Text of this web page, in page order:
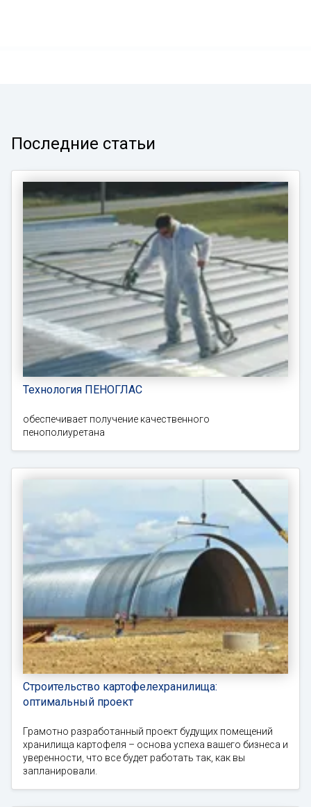
Последние статьи
Технология ПЕНОГЛАС
обеспечивает получение качественного
пенополиуретана
Строительство картофелехранилища:
оптимальный проект
Грамотно разработанный проект будущих помещений
хранилища картофеля – основа успеха вашего бизнеса и
уверенности, что все будет работать так, как вы
запланировали.